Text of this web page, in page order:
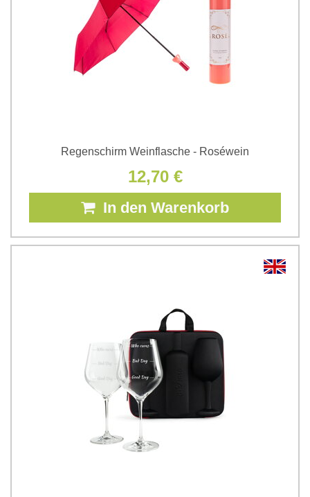
Regenschirm Weinflasche - Roséwein
12,70 €
In den Warenkorb